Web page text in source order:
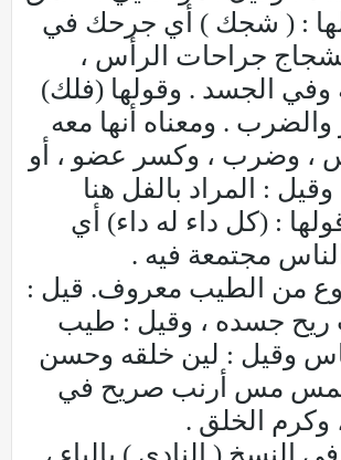
: ( شجك ) أي جرحك في
جراحات الرأس ،
وفي الجسد . وقولها (فلك)
والضرب . ومعناه أنها معه
، وضرب ، وكسر عضو ، أو
: المراد بالفل هنا
: (كل داء له داء) أي
مجتمعة فيه .
من الطيب معروف. قيل :
ريح جسده ، وقيل : طيب
وقيل : لين خلقه وحسن
مس أرنب صريح في
وكرم الخلق .
النسخ ( النادي ) بالياء ،